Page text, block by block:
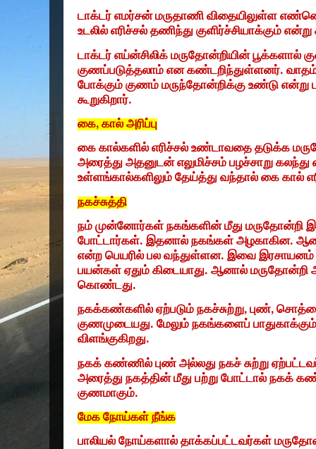
டாக்டர் எமர்சன் மருதாணி விதையிலுள்ள
உடலில் எரிச்சல் தணிந்து குளிர்ச்சியாக்கும்
டாக்டர் எய்ன்சிலிக் மருதோன்றியின்
குணப்படுத்தலாம் என கண்டறிந்துள்ளனர்.
போக்கும் குணம் மருந்தோன்றிக்கு உண்டு
கூறுகிறார்.
கை, கால் அரிப்பு
கை கால்களில் எரிச்சல் உண்டாவதை தடுக்க
அரைத்து அதனுடன் எலுமிச்சம் பழச்சாறு கலந்து
உள்ளங்கால்களிலும் தேய்த்து வந்தால் கை கால்
நகச்சுத்தி
நம் முன்னோர்கள் நகங்களின் மீது மருதோன்றி
போட்டார்கள். இதனால் நகங்கள் அழகாகின.
என்ற பெயரில் பல வந்துள்ளன. இவை
பயன்கள் ஏதும் கிடையாது. ஆனால் மருதோன்றி
கொண்டது.
நகக்கண்களில் ஏற்படும் நகச்சுற்று, புண்,
குணமுடையது. மேலும் நகங்களைப்
விளங்குகிறது.
நகக் கண்ணில் புண் அல்லது நகச் சுற்று
அரைத்து நகத்தின் மீது பற்று போட்டால் நகக்
குணமாகும்.
மேக நோய்கள் நீங்க
பாலியல் நோய்களால் தாக்கப்பட்டவர்கள்